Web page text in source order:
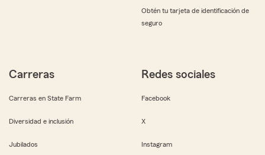
Obtén tu tarjeta de identificación de
seguro
Carreras
Carreras en State Farm
Diversidad e inclusión
Jubilados
Redes sociales
Facebook
X
Instagram